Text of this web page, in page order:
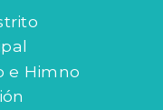
e Himno